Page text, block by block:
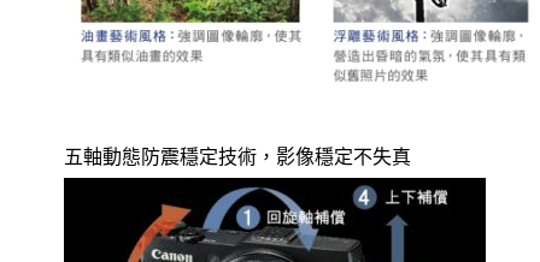
五軸動態防震穩定技術，影像穩定不失真